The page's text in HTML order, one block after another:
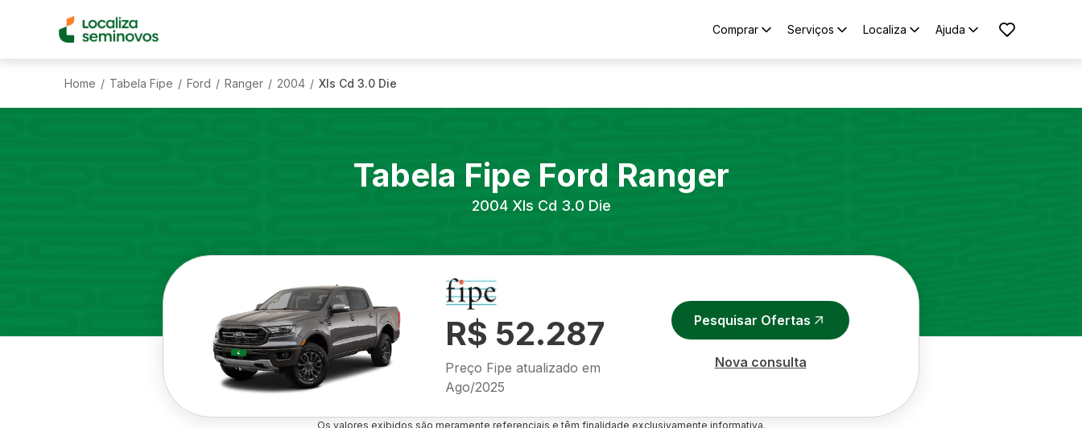
Comprar Serviços Localiza Ajuda
Home / Tabela Fipe / Ford / Ranger / 2004 / Xls Cd 3.0 Die
Tabela Fipe Ford Ranger
2004 Xls Cd 3.0 Die
R$ 52.287
Preço Fipe atualizado em
Ago/2025
Pesquisar Ofertas
Nova consulta
Os valores exibidos são meramente referenciais e têm finalidade exclusivamente informativa.